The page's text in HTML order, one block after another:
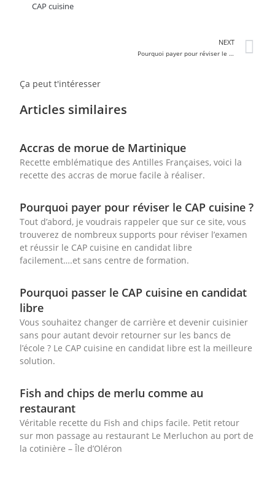
CAP cuisine
NEXT
Pourquoi payer pour réviser le CAP cuisine ?
Ça peut t'intéresser
Articles similaires
Accras de morue de Martinique
Recette emblématique des Antilles Françaises, voici la
recette des accras de morue facile à réaliser.
Pourquoi payer pour réviser le CAP cuisine ?
Tout d’abord, je voudrais rappeler que sur ce site, vous
trouverez de nombreux supports pour réviser l’examen
et réussir le CAP cuisine en candidat libre
facilement….et sans centre de formation.
Pourquoi passer le CAP cuisine en candidat
libre
Vous souhaitez changer de carrière et devenir cuisinier
sans pour autant devoir retourner sur les bancs de
l’école ? Le CAP cuisine en candidat libre est la meilleure
solution.
Fish and chips de merlu comme au
restaurant
Véritable recette du Fish and chips facile. Petit retour
sur mon passage au restaurant Le Merluchon au port de
la cotinière – Île d’Oléron